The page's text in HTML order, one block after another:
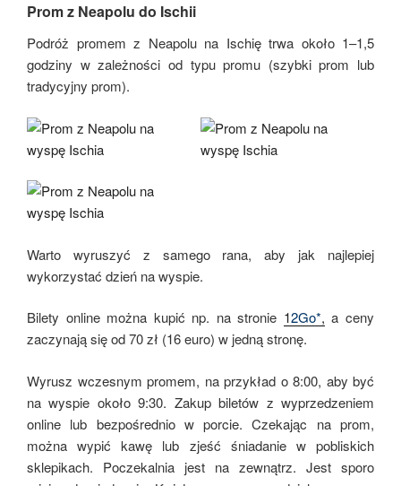
Prom z Neapolu do Ischii
Podróż promem z Neapolu na Ischię trwa około 1–1,5
godziny w zależności od typu promu (szybki prom lub
tradycyjny prom).
Warto wyruszyć z samego rana, aby jak najlepiej
wykorzystać dzień na wyspie.
Bilety online można kupić np. na stronie 12Go*, a ceny
zaczynają się od 70 zł (16 euro) w jedną stronę.
Wyrusz wczesnym promem, na przykład o 8:00, aby być
na wyspie około 9:30. Zakup biletów z wyprzedzeniem
online lub bezpośrednio w porcie. Czekając na prom,
można wypić kawę lub zjeść śniadanie w pobliskich
sklepikach. Poczekalnia jest na zewnątrz. Jest sporo